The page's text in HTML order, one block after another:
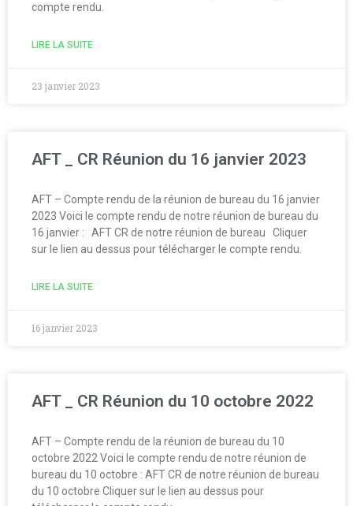
compte rendu.
LIRE LA SUITE
23 janvier 2023
AFT _ CR Réunion du 16 janvier 2023
AFT – Compte rendu de la réunion de bureau du 16 janvier
2023 Voici le compte rendu de notre réunion de bureau du
16 janvier : AFT CR de notre réunion de bureau Cliquer
sur le lien au dessus pour télécharger le compte rendu.
LIRE LA SUITE
16 janvier 2023
AFT _ CR Réunion du 10 octobre 2022
AFT – Compte rendu de la réunion de bureau du 10
octobre 2022​​ Voici le compte rendu de notre réunion de
bureau du 10 octobre : AFT CR de notre réunion de bureau
du 10 octobre Cliquer sur le lien au dessus pour